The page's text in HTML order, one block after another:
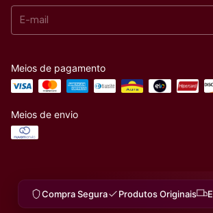
Meios de pagamento
Meios de envio
Compra Segura Produtos Originais